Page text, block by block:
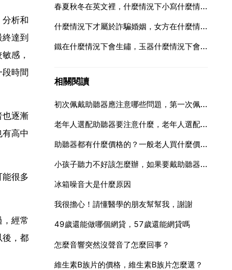
析和
達到
感，
時間
也逐漸
高中
很多
經常
後，都
春夏秋冬在英文裡，什麼情況下小寫什麼情況下大寫？謝謝
什麼情況下才屬於詐騙婚姻，女方在什麼情況下屬於騙婚
鐵在什麼情況下會生鏽，玉器什麼情況下會生鏽 如何去鏽
相關閱讀
初次佩戴助聽器應注意哪些問題，第一次佩戴助聽器注意事項有哪些？
老年人選配助聽器要注意什麼，老年人選配助聽器注意什麼？
助聽器都有什麼價格的？一般老人買什麼價格的
小孩子聽力不好該怎麼辦，如果要戴助聽器該怎麼配
冰箱噪音大是什麼原因
我很擔心！請懂醫學的朋友幫幫我，謝謝
49歲還能做哪個網貸，57歲還能網貸嗎
怎麼音響突然沒聲音了怎麼回事？
維生素B族片的價格，維生素B族片怎麼選？